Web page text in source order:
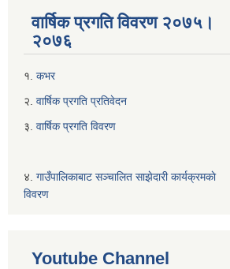
वार्षिक प्रगति विवरण २०७५।
२०७६
१. कभर
२. वार्षिक प्रगति प्रतिवेदन
३. वार्षिक प्रगति विवरण
४. गाउँपालिकाबाट सञ्चालित साझेदारी कार्यक्रमकाे
विवरण
Youtube Channel